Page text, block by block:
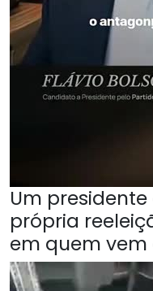
Um
própria
em quem vem